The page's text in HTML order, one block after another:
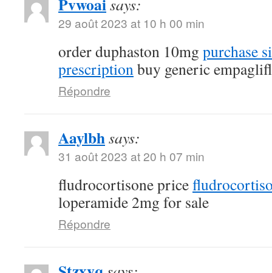
says:
29 août 2023 at 10 h 00 min
order duphaston 10mg purchase
prescriptionbuy generic
Répondre
Aaylbhsays:
31 août 2023 at 20 h 07 min
fludrocortisone price
loperamide 2mg for sale
Répondre